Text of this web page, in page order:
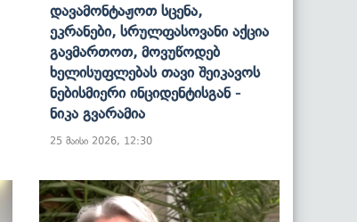
Დავამონტაჟოთ Სცენა,
Ეკრანები, Სრულფასოვანი Აქცია
Გავმართოთ, Მოვუწოდებ
Ხელისუფლებას Თავი Შეიკავოს
Ნებისმიერი Ინციდენტისგან -
Ნიკა Გვარამია
25 მაისი 2026, 12:30